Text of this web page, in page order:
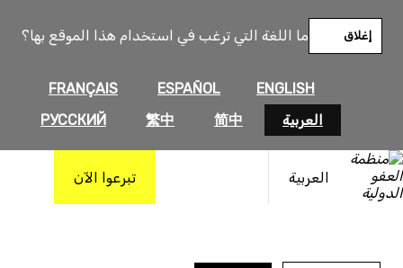
ما اللغة التي ترغب في استخدام هذا الموقع بها؟
ENGLISH
ESPAÑOL
FRANÇAIS
العربية
简中
繁中
РУССКИЙ
إغلاق
العربية تبرعوا الآن
المحتوى